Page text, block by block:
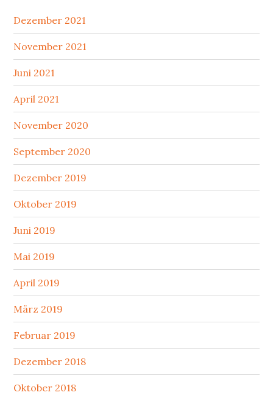
Dezember 2021
November 2021
Juni 2021
April 2021
November 2020
September 2020
Dezember 2019
Oktober 2019
Juni 2019
Mai 2019
April 2019
März 2019
Februar 2019
Dezember 2018
Oktober 2018